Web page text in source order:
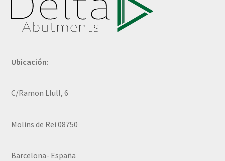
Ubicación:
C/Ramon Llull, 6
Molins de Rei 08750
Barcelona- España